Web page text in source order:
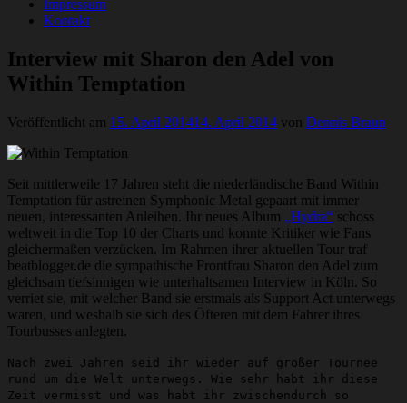
Impressum
Kontakt
Interview mit Sharon den Adel von
Within Temptation
Veröffentlicht am 15. April 201414. April 2014 von Dennis Braun
Seit mittlerweile 17 Jahren steht die niederländische Band Within
Temptation für astreinen Symphonic Metal gepaart mit immer
neuen, interessanten Anleihen. Ihr neues Album „Hydra“ schoss
weltweit in die Top 10 der Charts und konnte Kritiker wie Fans
gleichermaßen verzücken. Im Rahmen ihrer aktuellen Tour traf
beatblogger.de die sympathische Frontfrau Sharon den Adel zum
gleichsam tiefsinnigen wie unterhaltsamen Interview in Köln. So
verriet sie, mit welcher Band sie erstmals als Support Act unterwegs
waren, und weshalb sie sich des Öfteren mit dem Fahrer ihres
Tourbusses anlegten.
Nach zwei Jahren seid ihr wieder auf großer Tournee
rund um die Welt unterwegs. Wie sehr habt ihr diese
Zeit vermisst und was habt ihr zwischendurch so